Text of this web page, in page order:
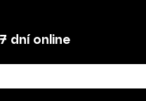
dní online